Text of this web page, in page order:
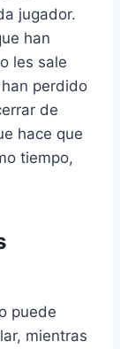
jugador.
han
les sale
perdido
de
hace que
tiempo,
puede
mientras